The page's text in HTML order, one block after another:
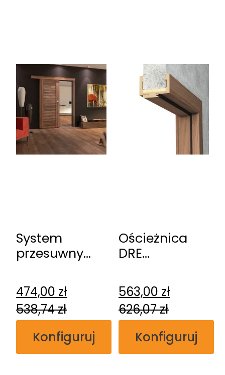
System
przesuwny
naścienny
474,00 zł
538,74zł
Konfiguruj
Ościeżnica
DRE
bezprzylgowa
563,00 zł
626,07zł
Konfiguruj